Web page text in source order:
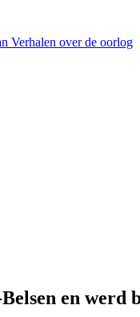
Verhalen over de oorlog
en